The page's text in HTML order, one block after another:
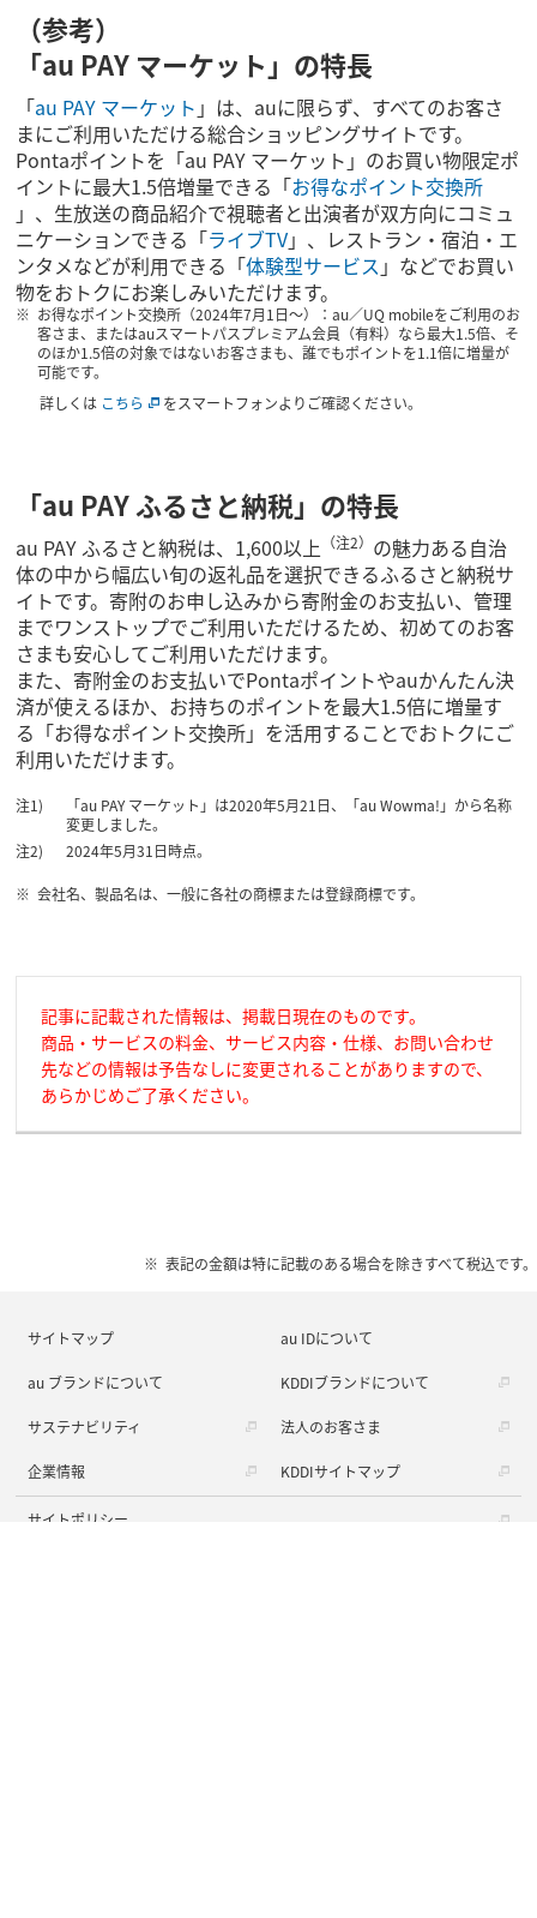
（参考）
「au PAY マーケット」の特長
「au PAY マーケット 」は、auに限らず、すべてのお客さ
まにご利用いただける総合ショッピングサイトです。
Pontaポイントを「au PAY マーケット」のお買い物限定ポ
イントに最大1.5倍増量できる「お得なポイント交換所
」、生放送の商品紹介で視聴者と出演者が双方向にコミュ
ニケーションできる「ライブTV」、レストラン・宿泊・エ
ンタメなどが利用できる「体験型サービス 」などでお買い
物をおトクにお楽しみいただけます。
お得なポイント交換所（2024年7月1日～）：au／UQ mobileをご利用のお
客さま、またはauスマートパスプレミアム会員（有料）なら最大1.5倍、そ
のほか1.5倍の対象ではないお客さまも、誰でもポイントを1.1倍に増量が
可能です。
詳しくは こちら をスマートフォンよりご確認ください。
「au PAY ふるさと納税」の特長
au PAY ふるさと納税は、1,600以上 （注2） の魅力ある自治
体の中から幅広い旬の返礼品を選択できるふるさと納税サ
イトです。寄附のお申し込みから寄附金のお支払い、管理
までワンストップでご利用いただけるため、初めてのお客
さまも安心してご利用いただけます。
また、寄附金のお支払いでPontaポイントやauかんたん決
済が使えるほか、お持ちのポイントを最大1.5倍に増量す
る「お得なポイント交換所」を活用することでおトクにご
利用いただけます。
「au PAY マーケット」は2020年5月21日、「au Wowma!」から名称
変更しました。
2024年5月31日時点。
会社名、製品名は、一般に各社の商標または登録商標です。
記事に記載された情報は、掲載日現在のものです。
商品・サービスの料金、サービス内容・仕様、お問い合わせ
先などの情報は予告なしに変更されることがありますので、
あらかじめご了承ください。
表記の金額は特に記載のある場合を除きすべて税込です。
サイトマップ au IDについて
au ブランドについて KDDIブランドについて
サステナビリティ 法人のお客さま
企業情報 KDDIサイトマップ
サイトポリシー